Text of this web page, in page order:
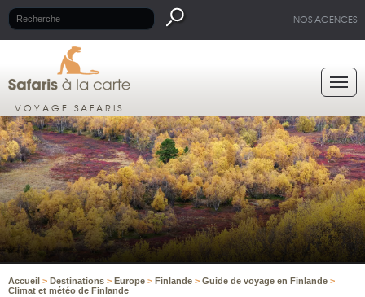
NOS AGENCES
VOYAGE SAFARIS
Accueil > Destinations > Europe > Finlande > Guide de voyage en Finlande >
Climat et météo de Finlande